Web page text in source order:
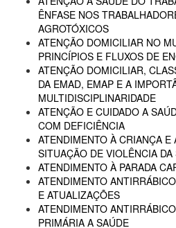
ÊNFASE NOS
AGROTÓXICOS
ATENÇÃO DOMICILIAR NO
PRINCÍPIOS E FLUXOS DE
ATENÇÃO DOMICILIAR,
DA EMAD, EMAP E A
MULTIDISCIPLINARIDADE
ATENÇÃO E CUIDADO A
COM DEFICIÊNCIA
ATENDIMENTO À CRIANÇA E
SITUAÇÃO DE VIOLÊNCIA
ATENDIMENTO À PARADA
ATENDIMENTO
E ATUALIZAÇÕES
ATENDIMENTO
PRIMÁRIA A SAÚDE